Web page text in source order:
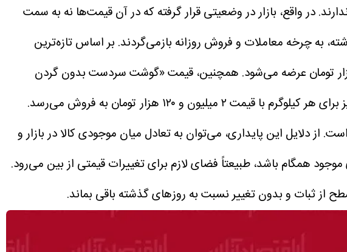
در واقع، بازار در وضعیتی قرار گرفته که در آن قیمت‌ها نه به سمت
به چرخه معاملات و فروش روزانه بازمی‌گردند. بر اساس تازه‌ترین
همچنین، قیمت «گوشت سردست بدون گردن
«گوشت ماهیچه گوساله» نیز برای هر کیلوگرم با قیمت ۲ میلیون و ۱۲۰ هزار تومان به فروش می‌رسد.
از دلایل این پایداری، می‌توان به تعادل میان موجودی کالا در بازار و
همگام باشد، طبیعتاً فضای لازم برای تغییرات قیمتی از بین می‌رود.
از ثبات و بدون تغییر نسبت به روزهای گذشته باقی بماند.